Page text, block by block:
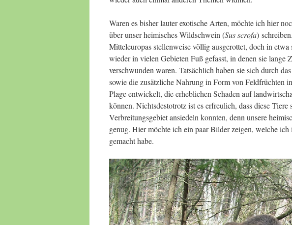
Waren es bisher lauter exotische Arten, möchte ich hier
über unser heimisches Wildschwein (Sus scrofa)
Mitteleuropas stellenweise völlig ausgerottet, doch in
wieder in vielen Gebieten Fuß gefasst, in denen sie lange
verschwunden waren. Tatsächlich haben sie sich durch
sowie die zusätzliche Nahrung in Form von Feldfrüchten
Plage entwickelt, die erheblichen Schaden auf
können. Nichtsdestotrotz ist es erfreulich, dass diese
Verbreitungsgebiet ansiedeln konnten, denn unsere
genug. Hier möchte ich ein paar Bilder zeigen, welche
gemacht habe.